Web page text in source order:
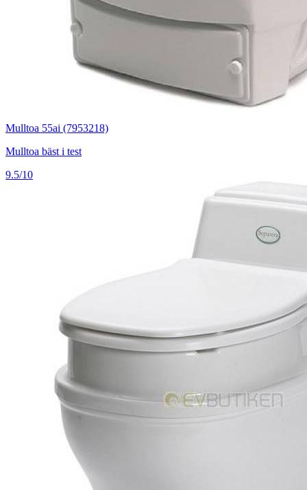
Mulltoa 55ai (7953218)
Mulltoa bäst i test
9.5/10